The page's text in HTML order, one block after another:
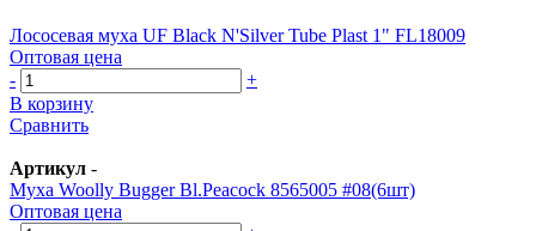
Лососевая муха UF Black N'Silver Tube Plast 1" FL18009
Оптовая цена
-
+
В корзину
Сравнить
Артикул -
Муха Woolly Bugger Bl.Peacock 8565005 #08(6шт)
Оптовая цена